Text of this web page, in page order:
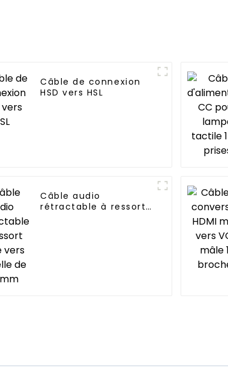
Câble de connexion
HSD vers HSL
Câble audio
rétractable à ressort